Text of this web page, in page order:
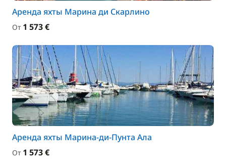
Аренда яхты Марина ди Скарлино
От 1 573 €
Аренда яхты Марина-ди-Пунта Ала
От 1 573 €